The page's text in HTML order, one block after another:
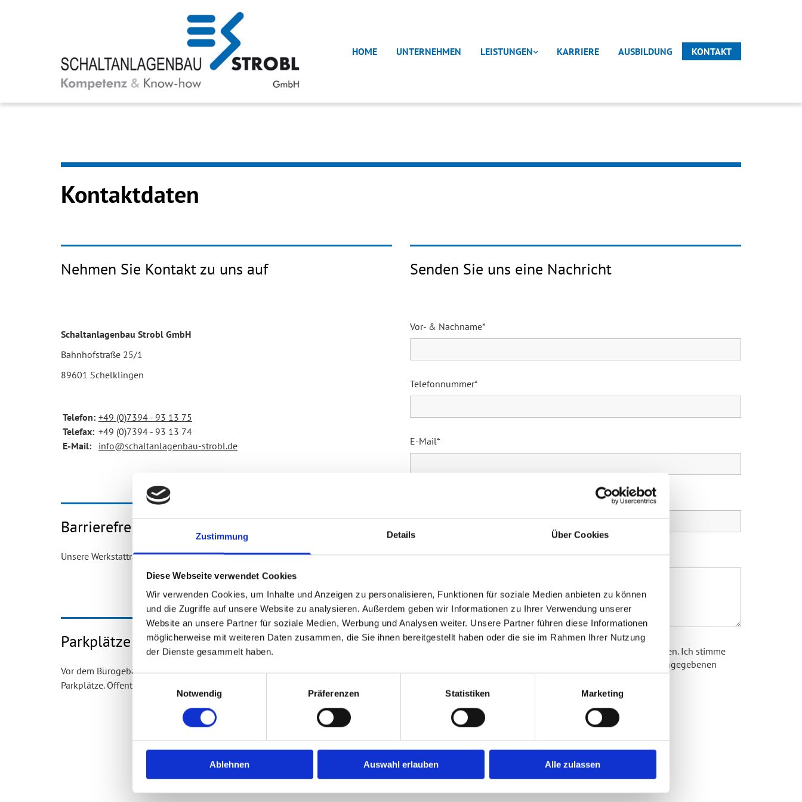
Zustimmung Details Über Cookies
Diese Webseite verwendet Cookies
Wir verwenden Cookies, um Inhalte und Anzeigen zu personalisieren, Funktionen für soziale Medien anbieten zu können
und die Zugriffe auf unsere Website zu analysieren. Außerdem geben wir Informationen zu Ihrer Verwendung unserer
Website an unsere Partner für soziale Medien, Werbung und Analysen weiter. Unsere Partner führen diese Informationen
möglicherweise mit weiteren Daten zusammen, die Sie ihnen bereitgestellt haben oder die sie im Rahmen Ihrer Nutzung
der Dienste gesammelt haben.
Notwendig
Präferenzen Statistiken Marketing
Ablehnen Auswahl erlauben Alle zulassen
HOME UNTERNEHMEN LEISTUNGEN KARRIERE AUSBILDUNG KONTAKT
Kontaktdaten
Nehmen Sie Kontakt zu uns auf
Schaltanlagenbau Strobl GmbH
Bahnhofstraße 25/1
89601 Schelklingen
Telefon: +49 (0)7394 - 93 13 75
Telefax: +49 (0)7394 - 93 13 74
E-Mail:
info@schaltanlagenbau-strobl.de
Barrierefreiheit
Unsere Werkstatträume sind barrierefrei zu erreichen.
Parkplätze
Vor dem Bürogebäude und in unmittelbarer Umgebung finden Sie kostenfreie
Parkplätze. Öffentliche Verkehrsmittel (Bus/Bahn sind in zwei Minuten erreichbar).
Senden Sie uns eine Nachricht
Vor- & Nachname*
Telefonnummer*
E-Mail*
Ihre Nachricht
Ich habe die Datenschutzerklärung zur Kenntnis genommen. Ich stimme
einer elektronischen Speicherung und Verarbeitung meiner eingegebenen
Daten zur Beantwortung meiner Anfrage zu. *